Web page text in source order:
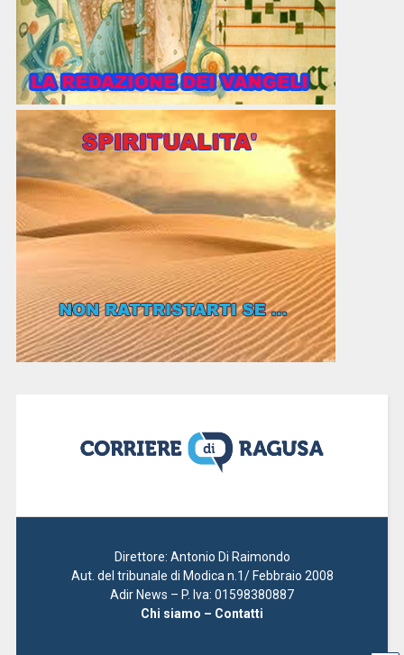
Direttore: Antonio Di Raimondo
Aut. del tribunale di Modica n.1/ Febbraio 2008
Adir News – P. Iva: 01598380887
Chi siamo – Contatti